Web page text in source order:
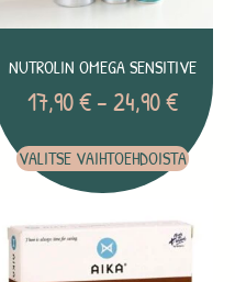
NUTROLIN OMEGA SENSITIVE
17,90€ –24,90€
VALITSE VAIHTOEHDOISTA